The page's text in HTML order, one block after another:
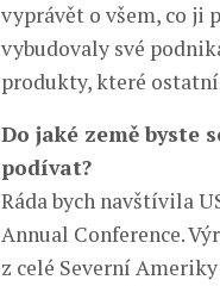
vyprávět o všem, co ji
vybudovaly své
produkty, které
Do jaké země byste
podívat?
Ráda bych navštívila
Annual Conference.
z celé Severní